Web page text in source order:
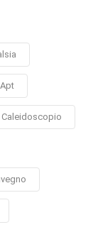
Apt
Caleidoscopio